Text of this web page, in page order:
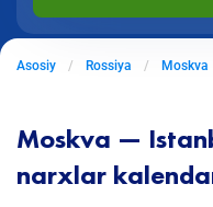
Asosiy Rossiya Moskva
Moskva —
narxlar